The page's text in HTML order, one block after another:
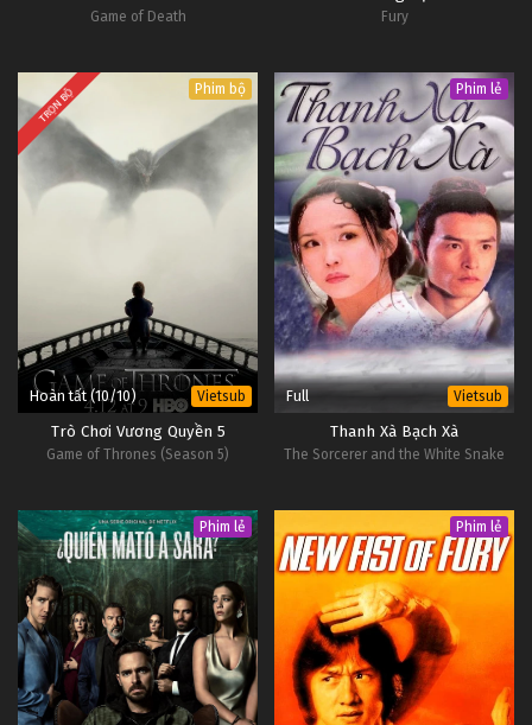
Game of Death Fury
TRỌN BỘ Phim bộ
Hoàn tất (10/10) Vietsub
Trò Chơi Vương Quyền 5
Game of Thrones (Season 5)
Phim lẻ
Full Vietsub
Thanh Xà Bạch Xà
The Sorcerer and the White Snake
Phim lẻ Phim lẻ